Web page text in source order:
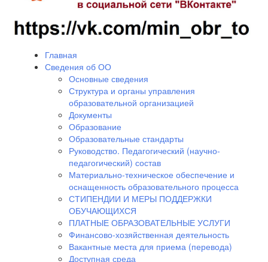
Главная
Сведения об ОО
Основные сведения
Структура и органы управления
образовательной организацией
Документы
Образование
Образовательные стандарты
Руководство. Педагогический (научно-
педагогический) состав
Материально-техническое обеспечение и
оснащенность образовательного процесса
СТИПЕНДИИ И МЕРЫ ПОДДЕРЖКИ
ОБУЧАЮЩИХСЯ
ПЛАТНЫЕ ОБРАЗОВАТЕЛЬНЫЕ УСЛУГИ
Финансово-хозяйственная деятельность
Вакантные места для приема (перевода)
Доступная среда